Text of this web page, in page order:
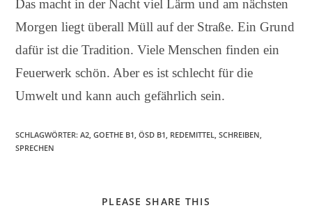
Das macht in der Nacht viel Lärm und am nächsten
Morgen liegt überall Müll auf der Straße. Ein Grund
dafür ist die Tradition. Viele Menschen finden ein
Feuerwerk schön. Aber es ist schlecht für die
Umwelt und kann auch gefährlich sein.
SCHLAGWÖRTER:A2, GOETHE B1, ÖSD B1, REDEMITTEL, SCHREIBEN,
SPRECHEN
PLEASE SHARE THIS